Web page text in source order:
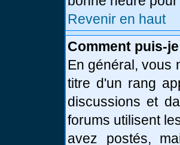
Revenir en haut
Comment puis-
En général, vous
titre d'un rang
discussions et
forums utilisent
avez postés,